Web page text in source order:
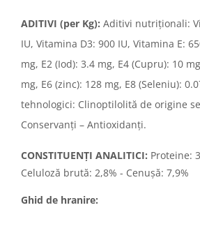
ADITIVI (per Kg): Aditivi nutriționali:
IU, Vitamina D3: 900 IU, Vitamina E:
mg, E2 (Iod): 3.4 mg, E4 (Cupru): 10
mg, E6 (zinc): 128 mg, E8 (Seleniu):
tehnologici: Clinoptilolită de origine
Conservanți – Antioxidanți.
CONSTITUENȚI ANALITICI: Proteine:
Celuloză brută: 2,8% - Cenușă: 7,9%
Ghid de hranire: